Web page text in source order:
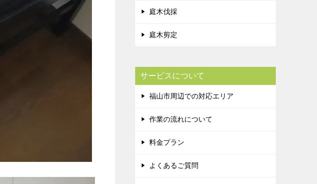
庭木伐採
庭木剪定
サービスについて
福山市周辺での対応エリア
作業の流れについて
料金プラン
よくあるご質問